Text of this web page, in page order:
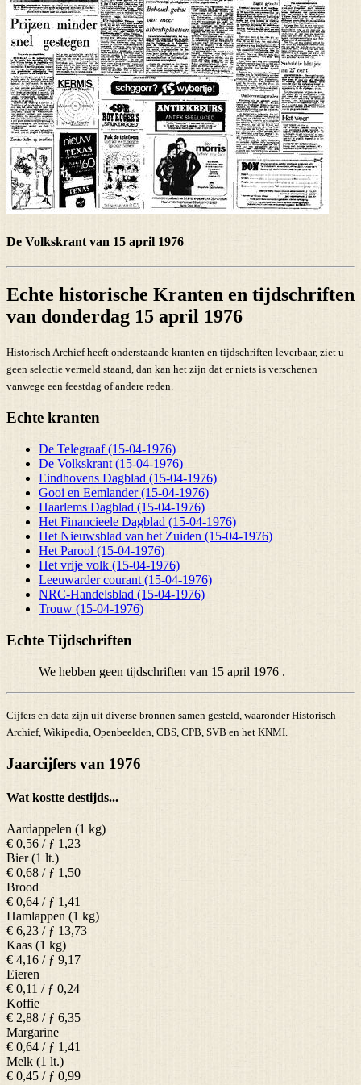
De Volkskrant van 15 april 1976
Echte historische Kranten en tijdschriften
van donderdag 15 april 1976
Historisch Archief heeft onderstaande kranten en tijdschriften leverbaar, ziet u
geen selectie vermeld staand, dan kan het zijn dat er niets is verschenen
vanwege een feestdag of andere reden.
Echte kranten
De Telegraaf (15-04-1976)
De Volkskrant (15-04-1976)
Eindhovens Dagblad (15-04-1976)
Gooi en Eemlander (15-04-1976)
Haarlems Dagblad (15-04-1976)
Het Financieele Dagblad (15-04-1976)
Het Nieuwsblad van het Zuiden (15-04-1976)
Het Parool (15-04-1976)
Het vrije volk (15-04-1976)
Leeuwarder courant (15-04-1976)
NRC-Handelsblad (15-04-1976)
Trouw (15-04-1976)
Echte Tijdschriften
We hebben geen tijdschriften van 15 april 1976 .
Cijfers en data zijn uit diverse bronnen samen gesteld, waaronder Historisch
Archief, Wikipedia, Openbeelden, CBS, CPB, SVB en het KNMI.
Jaarcijfers van 1976
Wat kostte destijds...
Aardappelen (1 kg)
€ 0,56 / ƒ 1,23
Bier (1 lt.)
€ 0,68 / ƒ 1,50
Brood
€ 0,64 / ƒ 1,41
Hamlappen (1 kg)
€ 6,23 / ƒ 13,73
Kaas (1 kg)
€ 4,16 / ƒ 9,17
Eieren
€ 0,11 / ƒ 0,24
Koffie
€ 2,88 / ƒ 6,35
Margarine
€ 0,64 / ƒ 1,41
Melk (1 lt.)
€ 0,45 / ƒ 0,99